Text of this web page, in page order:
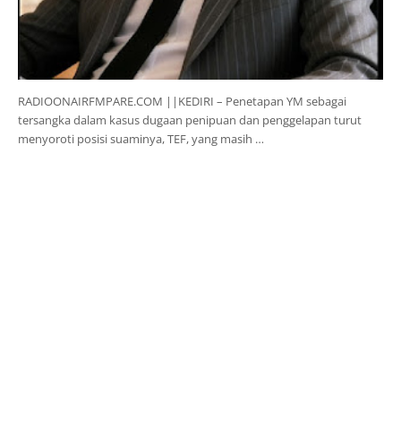
RADIOONAIRFMPARE.COM ||KEDIRI – Penetapan YM sebagai
tersangka dalam kasus dugaan penipuan dan penggelapan turut
menyoroti posisi suaminya, TEF, yang masih …